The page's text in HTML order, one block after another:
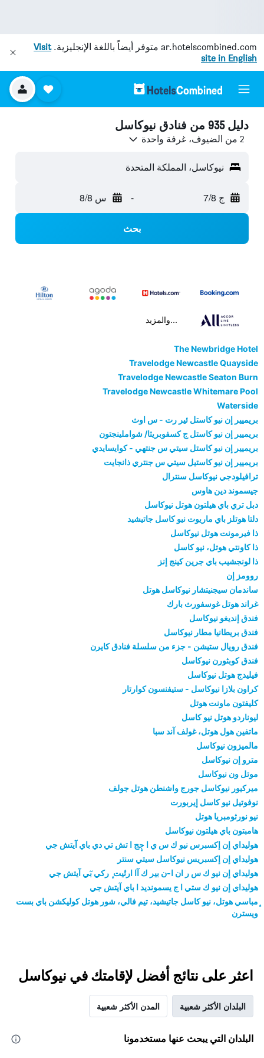
ar.hotelscombined.com متوفر أيضاً باللغة الإنجليزية.Visit
site in English
دليل 935 من فنادق نيوكاسل
2 من الضيوف، غرفة واحدة
نيوكاسل، المملكة المتحدة
ج 7/8 - س 8/8
بحث
...والمزيد
The Newbridge Hotel
Travelodge Newcastle Quayside
Travelodge Newcastle Seaton Burn
Travelodge Newcastle Whitemare Pool
Waterside
بريميير إن نيو كاستل ئير رت - س اوث
بريميير إن نيو كاستل ج كسفوبريثا/ شواملينجتون
بريميير إن نيو كاستل سيتي س جنتهي - كوايسايدي
بريميير إن نيو كاستيل سيتي س جنتري ذانجايت
ترافيلودجي نيوكاسل سنترال
جيسموند دين هاوس
دبل تري باي هيلتون هوتل نيوكاسل
دلتا هوتلز باي ماريوت نيو كاسل جاتيشيد
ذا فيرمونت هوتل نيوكاسل
ذا كاونتي هوتل، نيو كاسل
ذا لونجشيب باي جرين كينج إنز
روومز إن
ساندمان سيجنيتشار نيوكاسل هوتل
غراند هوتل غوسفورث بارك
فندق إنديغو نيوكاسل
فندق بريطانيا مطار نيوكاسل
فندق رويال ستيشن - جزء من سلسلة فنادق كايرن
فندق كوبثورن نيوكاسل
فيليدج هوتل نيوكاسل
كراون بلازا نيوكاسل - ستيفنسون كوارتار
كليفتون ماونت هوتل
ليوناردو هوتل نيو كاسل
ماتفين هول هوتل، غولف آند سبا
مالميزون نيوكاسل
مترو إن نيوكاسل
موتل ون نيوكاسل
ميركيور نيوكاسل جورج واشنطن هوتل جولف
نوفوتيل نيو كاسل إيربورت
نيو نورثومبريا هوتل
هامبتون باي هيلتون نيوكاسل
هوليداي إن إكسبرس نيو ك س ي ا جٕج ا تش تي دي باي آيتش جي
هوليداي إن إكسبريس نيوكاسل سيتي سنتر
هوليداي إن نيو ك س ر ان ا-ن بير ك آا ارتٔيت ٕ ركي بٓي آيتش جي
هوليداي إن نيو ك ستي ا ج يسمونديد ا باي آيتش جي
ٕمباسي هوتل، نيو كاسل جاتيشيد، تيم فالي، شور هوتل كوليكشن باي بست
ويسترن
اعثر على نتائج أفضل لإقامتك في نيوكاسل
البلدان الأكثر شعبية المدن الأكثر شعبية
البلدان التي يبحث عنها مستخدمونا